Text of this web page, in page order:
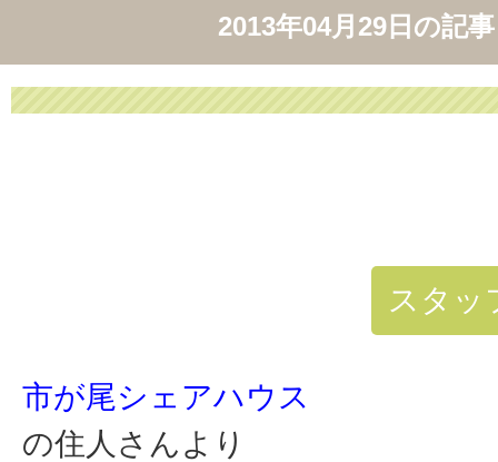
2013年04月29日 の記事
スタッ
市が尾シェアハウス
の住人さんより